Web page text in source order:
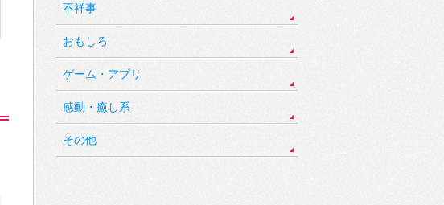
不祥事
おもしろ
ゲーム・アプリ
感動・癒し系
その他